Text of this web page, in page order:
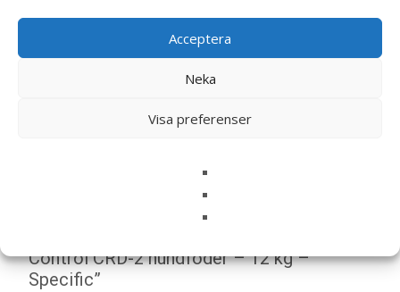
Acceptera
Neka
Visa preferenser
Control CRD-2 hundfoder – 12 kg –
Specific”